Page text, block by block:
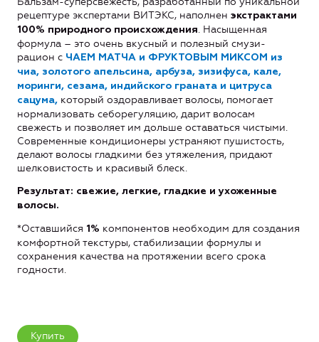
рецептуре экспертами ВИТЭКС, наполнен экстрактами
100% природного происхождения. Насыщенная
формула – это очень вкусный и полезный смузи-
рацион с ЧАЕМ МАТЧА и ФРУКТОВЫМ МИКСОМ из
чиа, золотого апельсина, арбуза, зизифуса, кале,
моринги, сезама, индийского граната и цитруса
сацума, который оздоравливает волосы, помогает
нормализовать себорегуляцию, дарит волосам
свежесть и позволяет им дольше оставаться чистыми.
Современные кондиционеры устраняют пушистость,
делают волосы гладкими без утяжеления, придают
шелковистость и красивый блеск.
Результат: свежие, легкие, гладкие и ухоженные
волосы.
*Оставшийся 1% компонентов необходим для создания
комфортной текстуры, стабилизации формулы и
сохранения качества на протяжении всего срока
годности.
Купить